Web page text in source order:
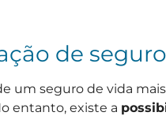
de
um seguro de vida
entanto, existe a